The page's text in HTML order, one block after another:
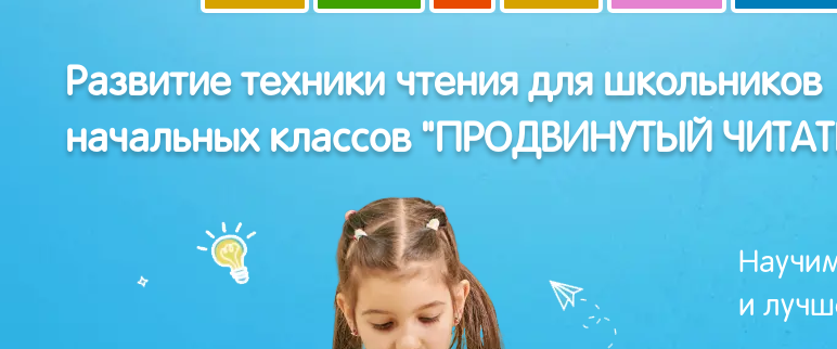
Развитие техники чтения для школьников
начальных классов "ПРОДВИНУТЫЙ
и